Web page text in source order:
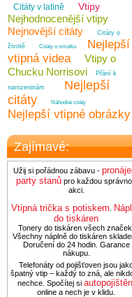
Citáty v latině Vtipy
Nejhodnocenější vtipy
Nejnovější citáty
Citáty o
životě
Citáty o smutku
Nejlepší
vtipná videa
Vtipy o
Chucku Norrisovi
Přání k
narozeninám
Nejlepší
citáty
Náhodné citáty
Nejlepší vtipné obrázky
Zajímavé:
Užij si pořádnou zábavu -
party stanů pro každou
akci.
Vtipná trička s potiskem
do tiskáren
Tonery do tiskáren všech značek.
Všechny náplně do tiskáren
Doručení do 24 hodin. Garance
nákupu.
Telefonáty od pojišťoven jsou
špatný vtip – každý to zná, ale
nechce. Spočítej si
online a nech je v klidu.